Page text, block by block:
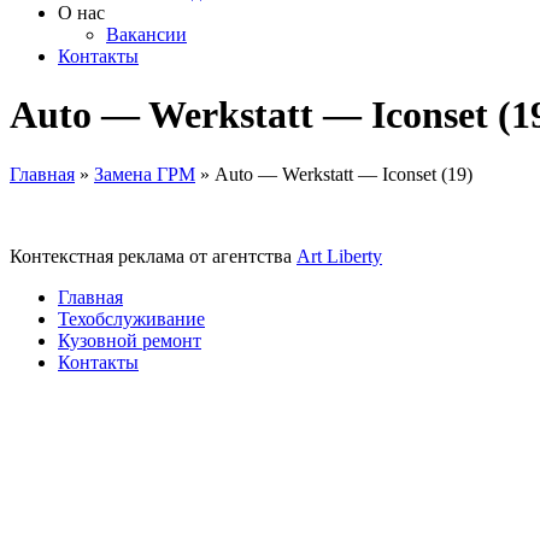
О нас
Вакансии
Контакты
Auto — Werkstatt — Iconset
Главная » Замена ГРМ » Auto — Werkstatt — Iconset (19)
Контекстная реклама от агентства Art Liberty
Главная
Техобслуживание
Кузовной ремонт
Контакты